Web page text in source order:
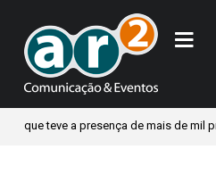
teve a presença de mais de mil